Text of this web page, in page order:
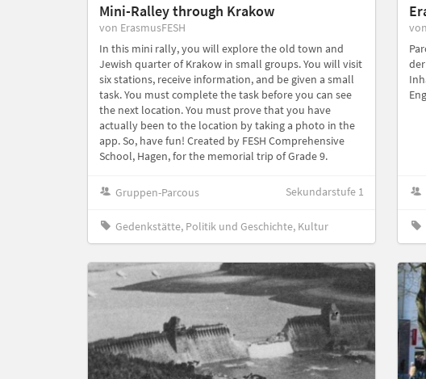
Mini-Ralley through Krakow
von ErasmusFESH
In this mini rally, you will explore the old town and
Jewish quarter of Krakow in small groups. You will visit
six stations, receive information, and be given a small
task. You must complete the task before you can see
the next location. You must prove that you have
actually been to the location by taking a photo in the
app. So, have fun! Created by FESH Comprehensive
School, Hagen, for the memorial trip of Grade 9.
Gruppen-Parcous Sekundarstufe 1
Gedenkstätte, Politik und Geschichte, Kultur